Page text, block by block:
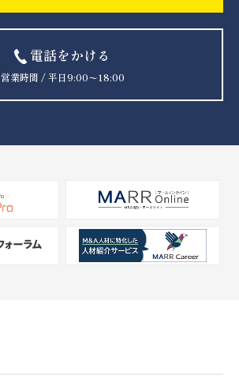
電話をかける
営業時間 / 平日9:00〜18:00